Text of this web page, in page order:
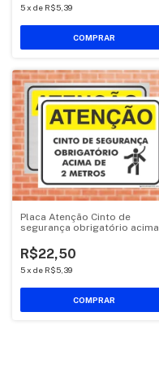
5x de R$5,39
COMPRAR
Placa Atenção Cinto de
segurança obrigatório acima
R$22,50
5x de R$5,39
COMPRAR